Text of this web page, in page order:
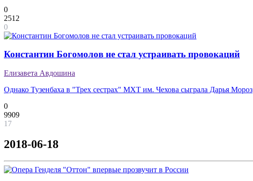
0
2512
0
Константин Богомолов не стал устраивать провокаций
Елизавета Авдошина
Однако Тузенбаха в "Трех сестрах" МХТ им. Чехова сыграла Дарья Мороз
0
9909
17
2018-06-18